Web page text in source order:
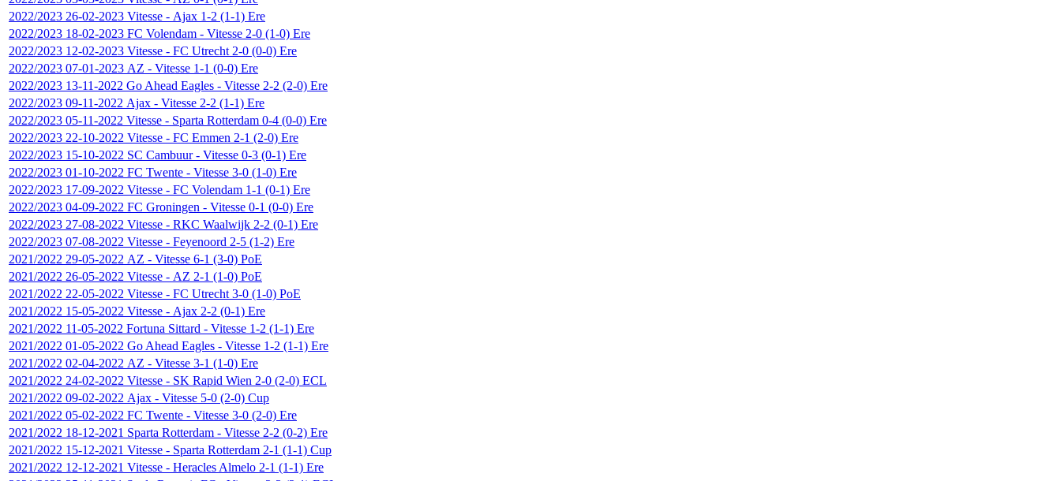
2022/2023 26-02-2023 Vitesse - Ajax 1-2 (1-1) Ere
2022/2023 18-02-2023 FC Volendam - Vitesse 2-0 (1-0) Ere
2022/2023 12-02-2023 Vitesse - FC Utrecht 2-0 (0-0) Ere
2022/2023 07-01-2023 AZ - Vitesse 1-1 (0-0) Ere
2022/2023 13-11-2022 Go Ahead Eagles - Vitesse 2-2 (2-0) Ere
2022/2023 09-11-2022 Ajax - Vitesse 2-2 (1-1) Ere
2022/2023 05-11-2022 Vitesse - Sparta Rotterdam 0-4 (0-0) Ere
2022/2023 22-10-2022 Vitesse - FC Emmen 2-1 (2-0) Ere
2022/2023 15-10-2022 SC Cambuur- Vitesse 0-3 (0-1) Ere
2022/2023 01-10-2022 FC Twente - Vitesse 3-0 (1-0) Ere
2022/2023 17-09-2022 Vitesse - FC Volendam 1-1 (0-1) Ere
2022/2023 04-09-2022 FC Groningen - Vitesse 0-1 (0-0) Ere
2022/2023 27-08-2022 Vitesse - RKC Waalwijk 2-2 (0-1) Ere
2022/2023 07-08-2022 Vitesse - Feyenoord 2-5 (1-2) Ere
2021/2022 29-05-2022 AZ - Vitesse 6-1 (3-0) PoE
2021/2022 26-05-2022 Vitesse - AZ 2-1 (1-0) PoE
2021/2022 22-05-2022 Vitesse - FC Utrecht 3-0 (1-0) PoE
2021/2022 15-05-2022 Vitesse - Ajax 2-2 (0-1) Ere
2021/2022 11-05-2022 Fortuna Sittard - Vitesse 1-2 (1-1) Ere
2021/2022 01-05-2022 Go Ahead Eagles - Vitesse 1-2 (1-1) Ere
2021/2022 02-04-2022 AZ - Vitesse 3-1 (1-0) Ere
2021/2022 24-02-2022 Vitesse - SK Rapid Wien 2-0 (2-0) ECL
2021/2022 09-02-2022 Ajax - Vitesse 5-0 (2-0) Cup
2021/2022 05-02-2022 FC Twente - Vitesse 3-0 (2-0) Ere
2021/2022 18-12-2021 Sparta Rotterdam - Vitesse 2-2 (0-2) Ere
2021/2022 15-12-2021 Vitesse - Sparta Rotterdam 2-1 (1-1) Cup
2021/2022 12-12-2021 Vitesse - Heracles Almelo 2-1 (1-1) Ere